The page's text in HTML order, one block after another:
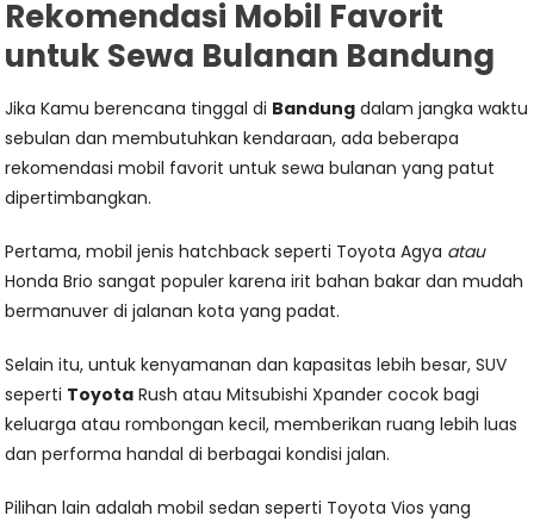
Rekomendasi Mobil Favorit
untuk Sewa Bulanan Bandung
Jika Kamu berencana tinggal di Bandung dalam jangka waktu
sebulan dan membutuhkan kendaraan, ada beberapa
rekomendasi mobil favorit untuk sewa bulanan yang patut
dipertimbangkan.
Pertama, mobil jenis hatchback seperti Toyota Agya atau
Honda Brio sangat populer karena irit bahan bakar dan mudah
bermanuver di jalanan kota yang padat.
Selain itu, untuk kenyamanan dan kapasitas lebih besar, SUV
seperti Toyota Rush atau Mitsubishi Xpander cocok bagi
keluarga atau rombongan kecil, memberikan ruang lebih luas
dan performa handal di berbagai kondisi jalan.
Pilihan lain adalah mobil sedan seperti Toyota Vios yang